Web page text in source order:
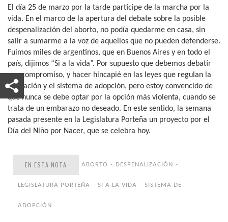
El día 25 de marzo por la tarde participe de la marcha por la
vida. En el marco de la apertura del debate sobre la posible
despenalización del aborto, no podía quedarme en casa, sin
salir a sumarme a la voz de aquellos que no pueden defenderse.
Fuimos miles de argentinos, que en Buenos Aires y en todo el
país, dijimos “Si a la vida”. Por supuesto que debemos debatir
con compromiso, y hacer hincapié en las leyes que regulan la
educación y el sistema de adopción, pero estoy convencido de
que nunca se debe optar por la opción más violenta, cuando se
trata de un embarazo no deseado. En este sentido, la semana
pasada presente en la Legislatura Porteña un proyecto por el
Día del Niño por Nacer, que se celebra hoy.
EN ESTA NOTA ABORTO DESPENALIZACIÓN
LEGISLATURA PORTEÑA SI A LA VIDA SISTEMA DE
ADOPCIÓN